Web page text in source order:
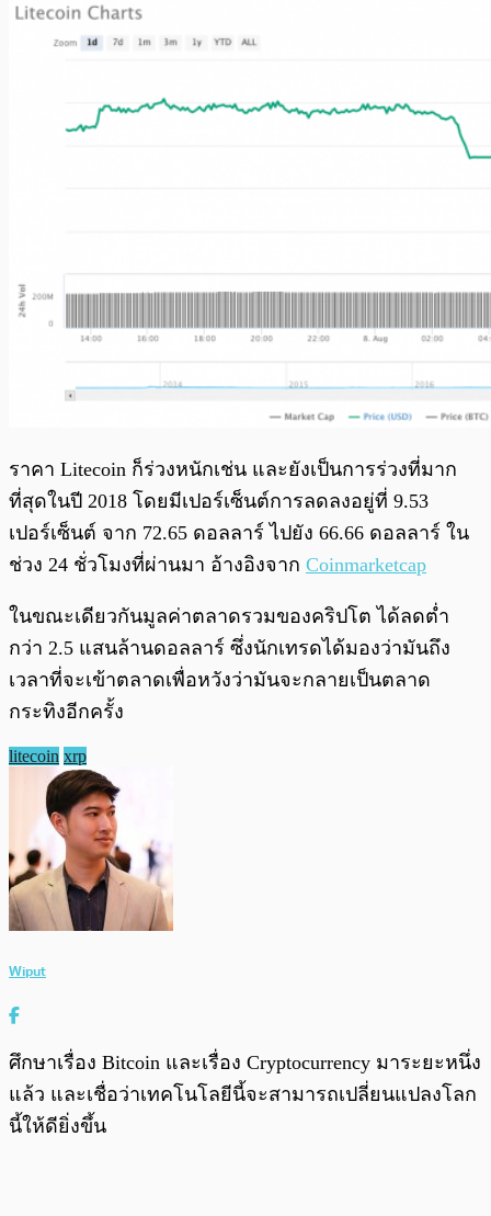
ราคา Litecoin ก็ร่วงหนักเช่น และยังเป็นการร่วงที่มาก
ที่สุดในปี 2018 โดยมีเปอร์เซ็นต์การลดลงอยู่ที่ 9.53
เปอร์เซ็นต์ จาก 72.65 ดอลลาร์ ไปยัง 66.66 ดอลลาร์ ใน
ช่วง 24 ชั่วโมงที่ผ่านมา อ้างอิงจาก Coinmarketcap
ในขณะเดียวกันมูลค่าตลาดรวมของคริปโต ได้ลดต่ำ
กว่า 2.5 แสนล้านดอลลาร์ ซึ่งนักเทรดได้มองว่ามันถึง
เวลาที่จะเข้าตลาดเพื่อหวังว่ามันจะกลายเป็นตลาด
กระทิงอีกครั้ง
litecoin xrp
Wiput
ศึกษาเรื่อง Bitcoin และเรื่อง Cryptocurrency มาระยะหนึ่ง
แล้ว และเชื่อว่าเทคโนโลยีนี้จะสามารถเปลี่ยนแปลงโลก
นี้ให้ดียิ่งขึ้น